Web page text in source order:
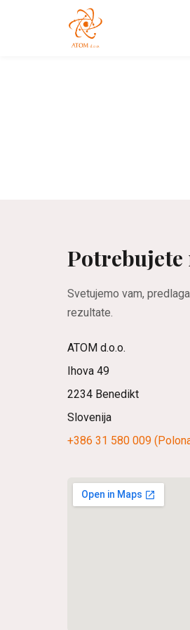
Potrebujete
Svetujemo vam,
rezultate.
ATOM d.o.o.
Ihova 49
2234 Benedikt
Slovenija
+386 31 580 009